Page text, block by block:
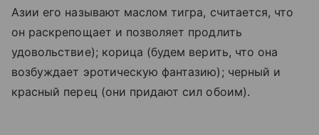
Азии его называют маслом тигра, считается, что
он раскрепощает и позволяет продлить
удовольствие); корица (будем верить, что она
возбуждает эротическую фантазию); черный и
красный перец (они придают сил обоим).